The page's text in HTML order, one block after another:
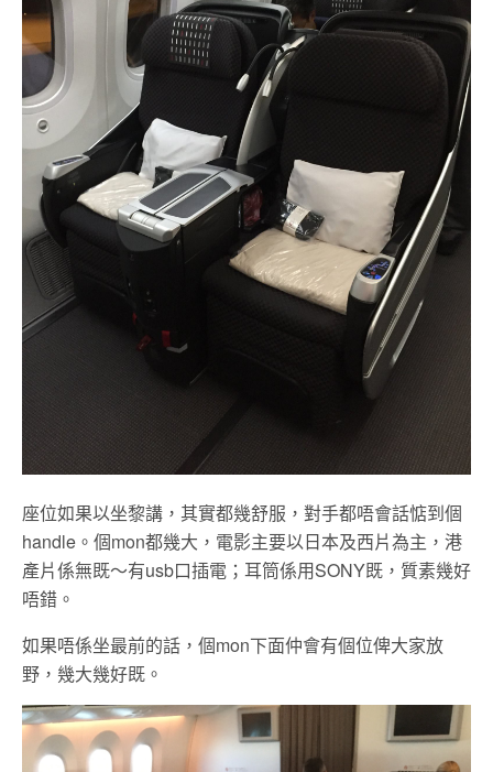
座位如果以坐黎講，其實都幾舒服，對手都唔會話惦到個
handle。個mon都幾大，電影主要以日本及西片為主，港
產片係無既～有usb口插電；耳筒係用SONY既，質素幾好
唔錯。
如果唔係坐最前的話，個mon下面仲會有個位俾大家放
野，幾大幾好既。